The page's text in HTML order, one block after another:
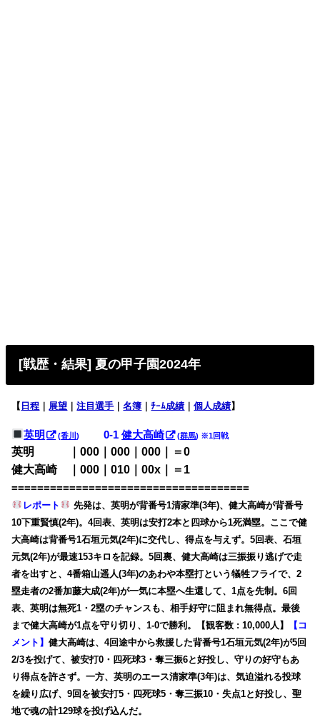
[戦歴・結果] 夏の甲子園2024年
【 日程 展望 ｜注目選手 ｜名簿 ｜ﾁｰﾑ成績 ｜個人成績】
英明 (香川) 0-1健大高崎 (群馬) ※1回戦
英明 ｜000｜000｜000｜＝0
健大高崎 ｜000｜010｜00x｜＝1
=====================================
レポート
先発は、英明が背番号1清家準(3年)、健大高崎が背番号
10下重賢慎(2年)。4回表、英明は安打2本と四球から1死満塁。ここで健
大高崎は背番号1石垣元気(2年)に交代し、得点を与えず。5回表、石垣
元気(2年)が最速153キロを記録。5回裏、健大高崎は三振振り逃げで走
者を出すと、4番箱山遥人(3年)のあわや本塁打という犠牲フライで、2
塁走者の2番加藤大成(2年)が一気に本塁へ生還して、1点を先制。6回
表、英明は無死1・2塁のチャンスも、相手好守に阻まれ無得点。最後
まで健大高崎が1点を守り切り、1-0で勝利。【観客数 : 10,000人】
【コ
メント】健大高崎は、4回途中から救援した背番号1石垣元気(2年)が5回
2/3を投げて、被安打0・四死球3・奪三振6と好投し、守りの好守もあ
り得点を許さず。一方、英明のエース清家準(3年)は、気迫溢れる投球
を繰り広げ、9回を被安打5・四死球5・奪三振10・失点1と好投し、聖
地で魂の計129球を投げ込んだ。